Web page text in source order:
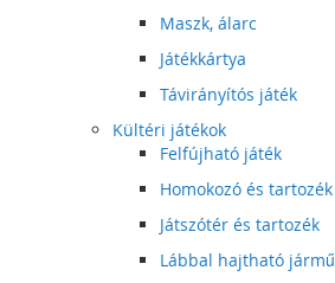
Maszk, álarc
Játékkártya
Távirányítós játék
Kültéri játékok
Felfújható játék
Homokozó és tartozék
Játszótér és tartozék
Lábbal hajtható jármű